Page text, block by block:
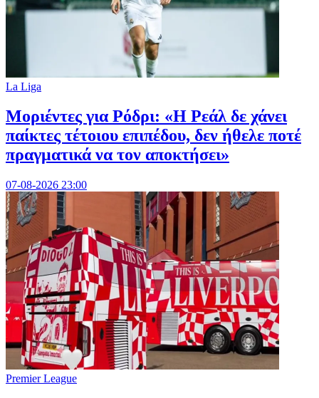
La Liga
Μοριέντες για Ρόδρι: «Η Ρεάλ δε χάνει
παίκτες τέτοιου επιπέδου, δεν ήθελε ποτέ
πραγματικά να τον αποκτήσει»
07-08-2026 23:00
Premier League